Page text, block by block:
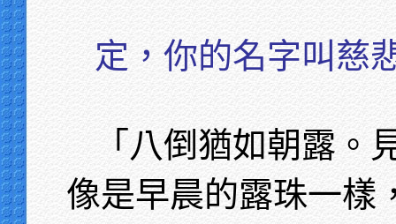
定，你的名字叫慈
「八倒猶如朝露。
像是早晨的露珠一樣